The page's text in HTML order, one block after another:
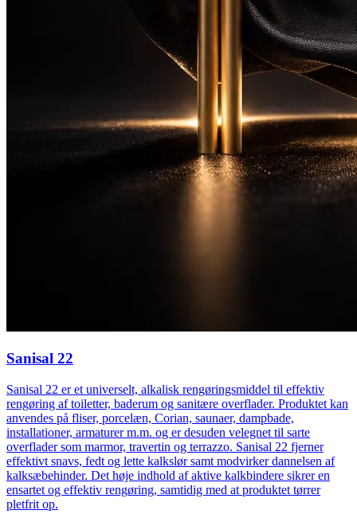
Sanisal 22
Sanisal 22 er et universelt, alkalisk rengøringsmiddel til effektiv
rengøring af toiletter, baderum og sanitære overflader. Produktet kan
anvendes på fliser, porcelæn, Corian, saunaer, dampbade,
installationer, armaturer m.m. og er desuden velegnet til sarte
overflader som marmor, travertin og terrazzo. Sanisal 22 fjerner
effektivt snavs, fedt og lette kalkslør samt modvirker dannelsen af
kalksæbehinder. Det høje indhold af aktive kalkbindere sikrer en
ensartet og effektiv rengøring, samtidig med at produktet tørrer
pletfrit op.